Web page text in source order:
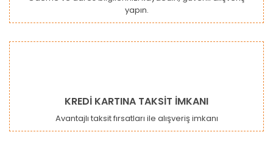
Gönder
yapın.
KREDİ KARTINA TAKSİT İMKANI
Avantajlı taksit fırsatları ile alışveriş imkanı